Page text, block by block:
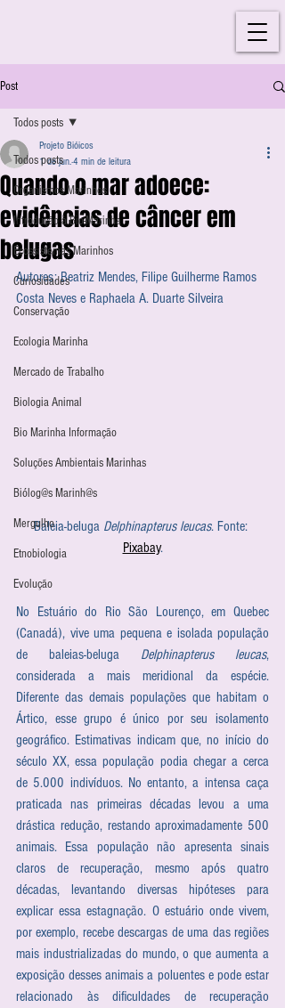
Post
Todos posts
Organismos Marinhos
Introdução à Bio-Marinha
Ecossistemas Marinhos
Curiosidades
Conservação
Ecologia Marinha
Mercado de Trabalho
Biologia Animal
Bio Marinha Informação
Soluções Ambientais Marinhas
Biólog@s Marinh@s
Mergulho
Etnobiologia
Evolução
Todos posts
Quando o mar adoece:
evidências de câncer em
belugas
Projeto Bióicos
1 de jun.4 min de leitura
Autores: Beatriz Mendes, Filipe Guilherme Ramos
Costa Neves e Raphaela A. Duarte Silveira
Baleia-beluga Delphinapterus leucas. Fonte:
Pixabay.
No Estuário do Rio São Lourenço, em Quebec
(Canadá), vive uma pequena e isolada população
de baleias-beluga Delphinapterus leucas,
considerada a mais meridional da espécie.
Diferente das demais populações que habitam o
Ártico, esse grupo é único por seu isolamento
geográfico. Estimativas indicam que, no início do
século XX, essa população podia chegar a cerca
de 5.000 indivíduos. No entanto, a intensa caça
praticada nas primeiras décadas levou a uma
drástica redução, restando aproximadamente 500
animais. Essa população não apresenta sinais
claros de recuperação, mesmo após quatro
décadas, levantando diversas hipóteses para
explicar essa estagnação. O estuário onde vivem,
por exemplo, recebe descargas de uma das regiões
mais industrializadas do mundo, o que aumenta a
exposição desses animais a poluentes e pode estar
relacionado às dificuldades de recuperação